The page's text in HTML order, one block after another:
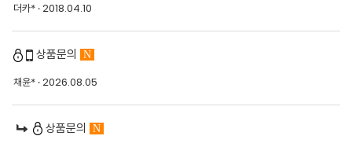
더카* · 2018.04.10
상품문의 N
채윤* · 2026.08.05
상품문의 N